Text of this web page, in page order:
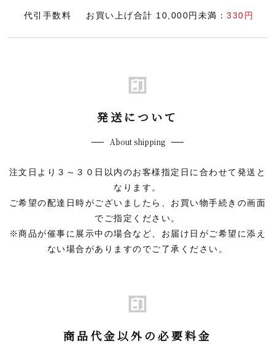
代引手数料 お買い上げ合計 10,000円未満：330円
発送について
About shipping
注文日より３～３０日以内のお客様指定日に合わせて発送と
なります。
ご希望の配達日時がございましたら、お買い物手続きの画面
でご指定ください。
※商品が催事に展示中の場合など、お届け日がご希望に添え
ない場合がありますのでご了承ください。
商品代金以外の必要料金